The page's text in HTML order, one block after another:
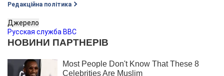
Редакційна політика
Джерело
Русская служба ВВС